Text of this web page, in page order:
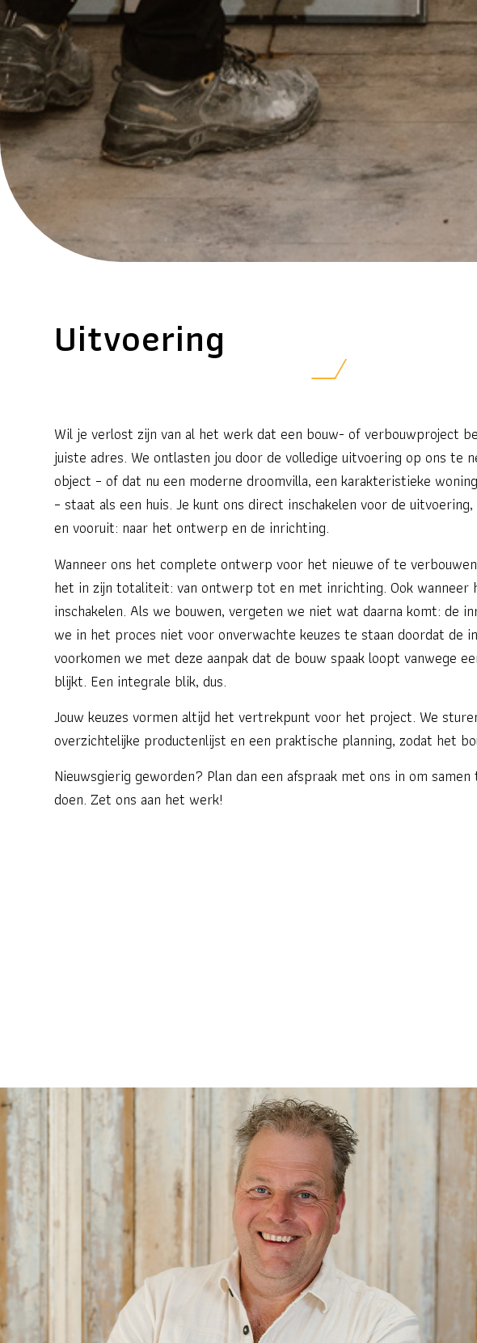
Uitvoering
Wil je verlost zijn van al het werk dat een bouw- of verbouwproject
juiste adres. We ontlasten jou door de volledige uitvoering op ons te
object – of dat nu een moderne droomvilla, een karakteristieke
– staat als een huis. Je kunt ons direct inschakelen voor de
en vooruit: naar het ontwerp en de inrichting.
Wanneer ons het complete ontwerp voor het nieuwe of te
het in zijn totaliteit: van ontwerp tot en met inrichting. Ook wanneer
inschakelen. Als we bouwen, vergeten we niet wat daarna komt: de
we in het proces niet voor onverwachte keuzes te staan doordat de
voorkomen we met deze aanpak dat de bouw spaak loopt vanwege
blijkt. Een integrale blik, dus.
Jouw keuzes vormen altijd het vertrekpunt voor het project. We
overzichtelijke productenlijst en een praktische planning, zodat het
Nieuwsgierig geworden? Plan dan een afspraak met ons in om
doen. Zet ons aan het werk!